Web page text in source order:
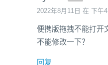
2022年8月11日 在 下午
便携版拖拽不能打开
不能修改一下？
回复